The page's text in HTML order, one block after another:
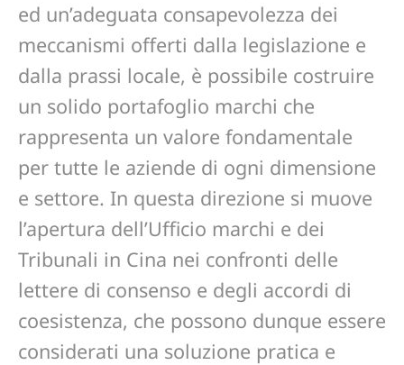
ed un’adeguata consapevolezza dei
meccanismi offerti dalla legislazione e
dalla prassi locale, è possibile costruire
un solido portafoglio marchi che
rappresenta un valore fondamentale
per tutte le aziende di ogni dimensione
e settore. In questa direzione si muove
l’apertura dell’Ufficio marchi e dei
Tribunali in Cina nei confronti delle
lettere di consenso e degli accordi di
coesistenza, che possono dunque essere
considerati una soluzione pratica e